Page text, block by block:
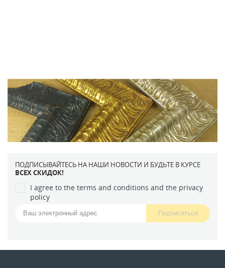
ПОДПИСЫВАЙТЕСЬ НА НАШИ НОВОСТИ И БУДЬТЕ В КУРСЕ
ВСЕХ СКИДОК!
I agree to the terms and conditions and the privacy
policy